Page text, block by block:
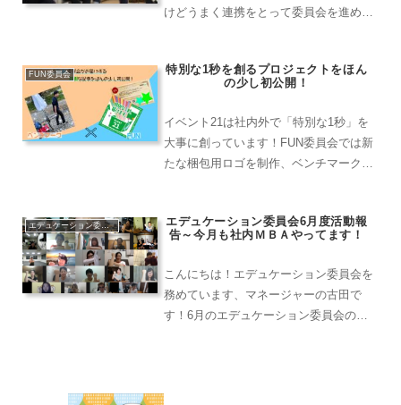
けどうまく連携をとって委員会を進める
ンツに担当ができてメンバーひとりひと
FUN委員会
特別な1秒を創るプロジェクトをほん
の少し初公開！
イベント21は社内外で「特別な1秒」を
大事に創っています！FUN委員会では新
たな梱包用ロゴを制作、ベンチマーク委
記事です！
エデュケーション委員会
エデュケーション委員会6月度活動報
告～今月も社内ＭＢＡやってます！
こんにちは！エデュケーション委員会を
務めています、マネージャーの古田で
す！6月のエデュケーション委員会の活
色んなことあったと思うけど...